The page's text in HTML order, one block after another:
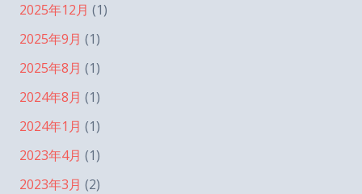
2025年12月 (1)
2025年9月 (1)
2025年8月 (1)
2024年8月 (1)
2024年1月 (1)
2023年4月 (1)
2023年3月 (2)